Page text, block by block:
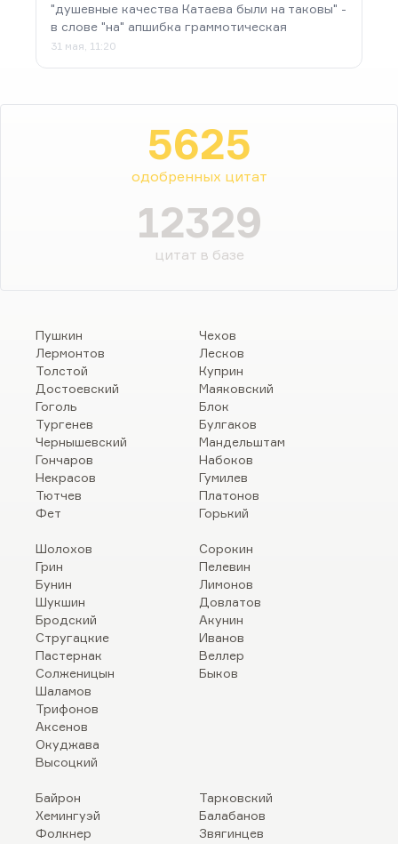
"душевные качества Катаева были на таковы" -
в слове "на" апшибка граммотическая
31 мая, 11:20
5625
одобренных цитат
12329
цитат в базе
Пушкин
Лермонтов
Толстой
Достоевский
Гоголь
Тургенев
Чернышевский
Гончаров
Некрасов
Тютчев
Фет
Чехов
Лесков
Куприн
Маяковский
Блок
Булгаков
Мандельштам
Набоков
Гумилев
Платонов
Горький
Шолохов
Грин
Бунин
Шукшин
Бродский
Стругацкие
Пастернак
Солженицын
Шаламов
Трифонов
Аксенов
Окуджава
Высоцкий
Сорокин
Пелевин
Лимонов
Довлатов
Акунин
Иванов
Веллер
Быков
Байрон
Хемингуэй
Фолкнер
Тарковский
Балабанов
Звягинцев